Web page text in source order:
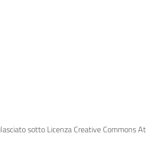
sotto Licenza Creative Commons